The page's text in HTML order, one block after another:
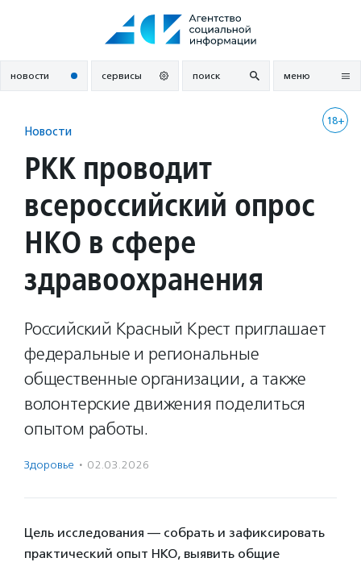
новости сервисы поиск меню
18+
Новости
РКК проводит
всероссийский опрос
НКО в сфере
здравоохранения
Российский Красный Крест приглашает
федеральные и региональные
общественные организации, а также
волонтерские движения поделиться
опытом работы.
Здоровье · 02.03.2026
Цель исследования — собрать и зафиксировать
практический опыт НКО, выявить общие